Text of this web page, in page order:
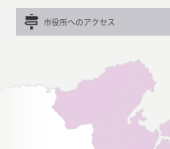
市役所へのアクセス